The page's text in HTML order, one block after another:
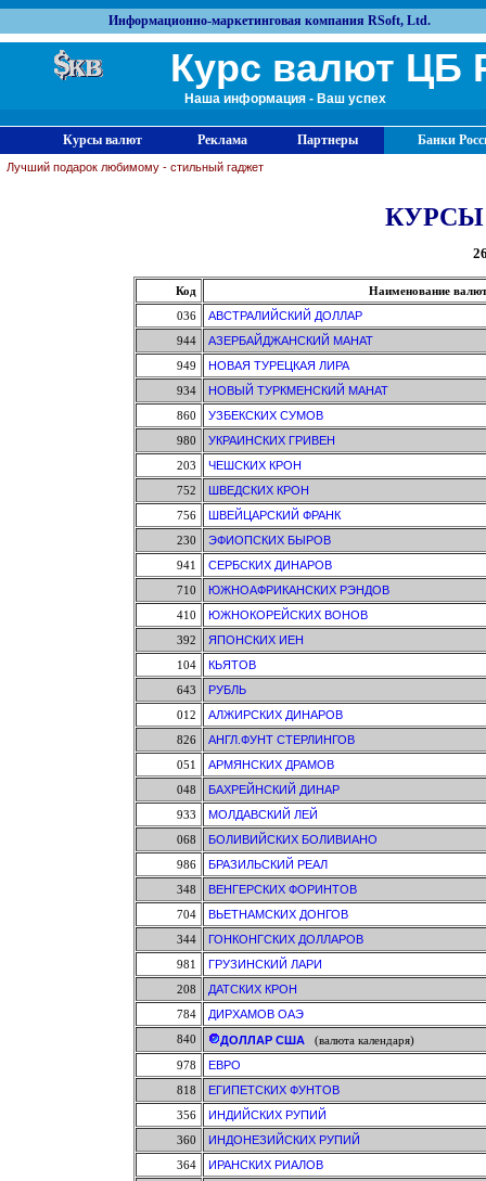
Информационно-маркетинговая компания RSoft, Ltd.
Курс валют ЦБ
Наша информация - Ваш успех
Курсы валют Реклама Партнеры Банки
Лучший подарок любимому - стильный гаджет
Код
Наименование
036
АВСТРАЛИЙСКИЙ ДОЛЛАР
944
АЗЕРБАЙДЖАНСКИЙ МАНАТ
949
НОВАЯ ТУРЕЦКАЯ ЛИРА
934
НОВЫЙ ТУРКМЕНСКИЙ МАНАТ
860
УЗБЕКСКИХ СУМОВ
980
УКРАИНСКИХ ГРИВЕН
203
ЧЕШСКИХ КРОН
752
ШВЕДСКИХ КРОН
756
ШВЕЙЦАРСКИЙ ФРАНК
230
ЭФИОПСКИХ БЫРОВ
941
СЕРБСКИХ ДИНАРОВ
710
ЮЖНОАФРИКАНСКИХ РЭНДОВ
410
ЮЖНОКОРЕЙСКИХ ВОНОВ
392
ЯПОНСКИХ ИЕН
104
КЬЯТОВ
643
РУБЛЬ
012
АЛЖИРСКИХ ДИНАРОВ
826
АНГЛ.ФУНТ СТЕРЛИНГОВ
051
АРМЯНСКИХ ДРАМОВ
048
БАХРЕЙНСКИЙ ДИНАР
933
МОЛДАВСКИЙ ЛЕЙ
068
БОЛИВИЙСКИХ БОЛИВИАНО
986
БРАЗИЛЬСКИЙ РЕАЛ
348
ВЕНГЕРСКИХ ФОРИНТОВ
704
ВЬЕТНАМСКИХ ДОНГОВ
344
ГОНКОНГСКИХ ДОЛЛАРОВ
981
ГРУЗИНСКИЙ ЛАРИ
208
ДАТСКИХ КРОН
784
ДИРХАМОВ ОАЭ
840
ДОЛЛАР США(валюта календаря)
978
ЕВРО
818
ЕГИПЕТСКИХ ФУНТОВ
356
ИНДИЙСКИХ РУПИЙ
360
ИНДОНЕЗИЙСКИХ РУПИЙ
364
ИРАНСКИХ РИАЛОВ